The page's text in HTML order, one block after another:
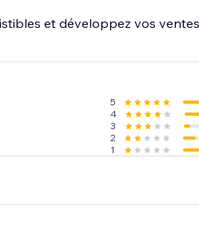
et développez vos
5
4
3
2
1